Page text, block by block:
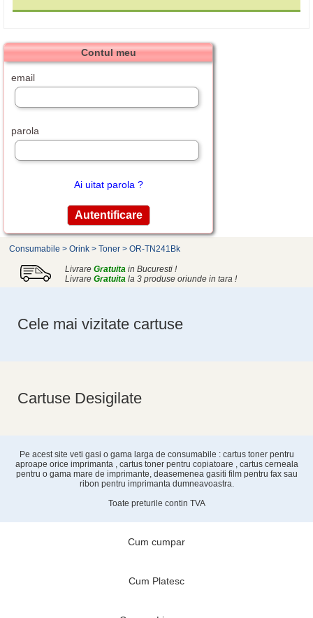
Contul meu
email
parola
Ai uitat parola ?
Consumabile > Orink > Toner > OR-TN241Bk
Livrare Gratuita in Bucuresti !
Livrare Gratuita la 3 produse oriunde in tara !
Cele mai vizitate cartuse
Cartuse Desigilate
Pe acest site veti gasi o gama larga de consumabile : cartus toner pentru
aproape orice imprimanta , cartus toner pentru copiatoare , cartus cerneala
pentru o gama mare de imprimante, deasemenea gasiti film pentru fax sau
ribon pentru imprimanta dumneavoastra.
Toate preturile contin TVA
Cum cumpar
Cum Platesc